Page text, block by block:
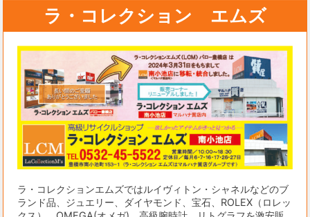
ラ・コレクション エムズ
ラ・コレクションエムズではルイヴィトン・シャネルなどのブ
ランド品、ジュエリー、ダイヤモンド、宝石、ROLEX（ロレッ